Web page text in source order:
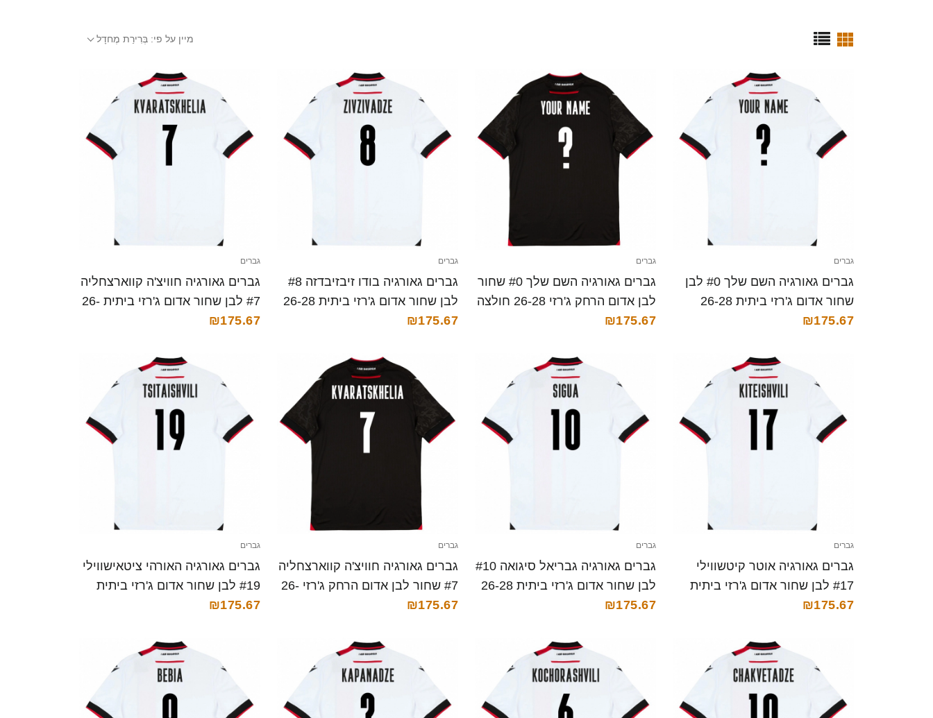
מיין על פי: בְּרִירַת מֶחדָל
גברים
גברים גאורגיה השם שלך #0 לבן
שחור אדום ג'רזי ביתית 26-28
חולצה קצרה
₪175.67
גברים
גברים גאורגיה השם שלך #0 שחור
לבן אדום הרחק ג'רזי 26-28 חולצה
קצרה
₪175.67
גברים
גברים גאורגיה בודו זיבזיבדזה #8
לבן שחור אדום ג'רזי ביתית 26-28
חולצה קצרה
₪175.67
גברים
גברים גאורגיה חוויצ'ה קווארצחליה
#7 לבן שחור אדום ג'רזי ביתית 26-
28 חולצה קצרה
₪175.67
גברים
גברים גאורגיה אוטר קיטשווילי
#17 לבן שחור אדום ג'רזי ביתית
26-28 חולצה קצרה
₪175.67
גברים
גברים גאורגיה גבריאל סיגואה #10
לבן שחור אדום ג'רזי ביתית 26-28
חולצה קצרה
₪175.67
גברים
גברים גאורגיה חוויצ'ה קווארצחליה
#7 שחור לבן אדום הרחק ג'רזי 26-
28 חולצה קצרה
₪175.67
גברים
גברים גאורגיה האורהי ציטאישווילי
#19 לבן שחור אדום ג'רזי ביתית
26-28 חולצה קצרה
₪175.67